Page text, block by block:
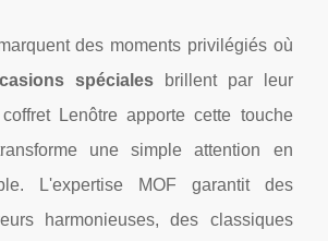
des moments privilégiés où
spécialesbrillent par leur
Lenôtre apporte cette touche
une simple attention en
L'expertise MOF garantit des
harmonieuses, des classiques